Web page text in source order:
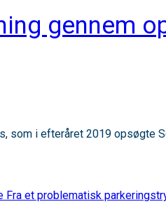
gennem
som i efteråret 2019 opsøgte